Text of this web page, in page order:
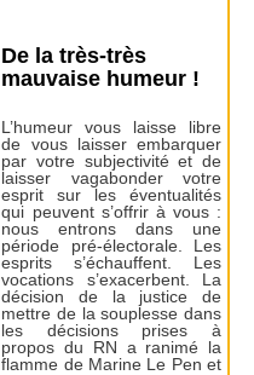
De la très-très
mauvaise humeur !
L’humeur vous laisse libre
de vous laisser embarquer
par votre subjectivité et de
laisser vagabonder votre
esprit sur les éventualités
qui peuvent s’offrir à vous :
nous entrons dans une
période pré-électorale. Les
esprits s’échauffent. Les
vocations s’exacerbent. La
décision de la justice de
mettre de la souplesse dans
les décisions prises à
propos du RN a ranimé la
flamme de Marine Le Pen et